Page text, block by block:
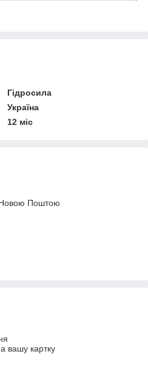
Гідросила
Україна
12 міс
Поштою
вашу картку